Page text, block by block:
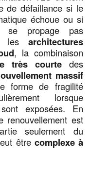
de défaillance si le
échoue ou si
se propage pas
les architectures
, la combinaison
très courtedes
massif
forme de fragilité
lorsque
exposées. En
est
seulement du
être complexe à